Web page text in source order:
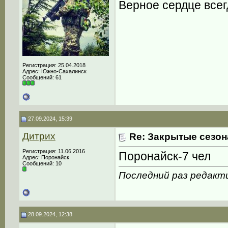
Регистрация: 25.04.2018
Адрес: Южно-Сахалинск
Сообщений: 61
Верное сердце
27.09.2024, 15:39
Дитрих
Регистрация: 11.06.2016
Адрес: Поронайск
Сообщений: 10
Re: Закрытые
Поронайск-7 чел
Последний раз
28.09.2024, 12:38